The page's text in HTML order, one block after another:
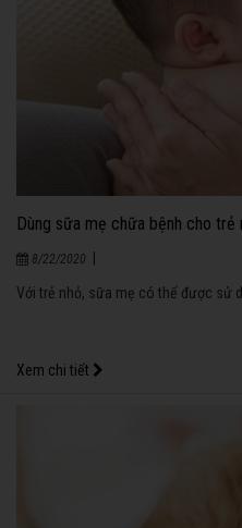
Dùng sữa mẹ chữa bệnh cho trẻ
8/22/2020
Với trẻ nhỏ, sữa mẹ có thể được sử
Xem chi tiết